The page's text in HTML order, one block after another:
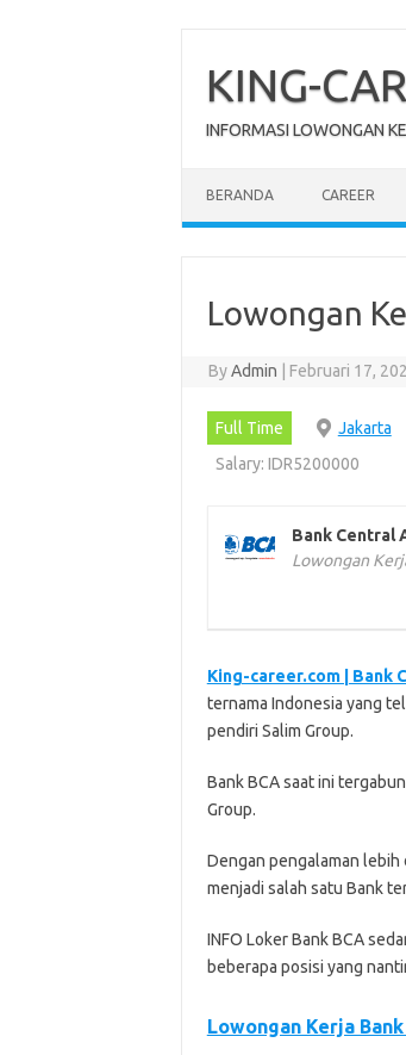
content
KING-
INFORMASI LOWONGAN
BERANDA CAREER
Lowongan
ByAdmin Februari 17,
Full Time Jakarta
Salary: IDR5200000
Bank Central
Lowongan
King-career.com | Bank
ternama Indonesia yang
pendiri Salim Group.
Bank BCA saat ini
Group.
Dengan pengalaman lebih
menjadi salah satu Bank
INFO Loker Bank BCA
beberapa posisi yang
Lowongan Kerja